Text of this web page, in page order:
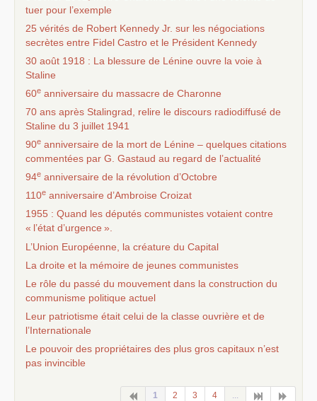
tuer pour l’exemple
25 vérités de Robert Kennedy Jr. sur les négociations
secrètes entre Fidel Castro et le Président Kennedy
30 août 1918 : La blessure de Lénine ouvre la voie à
Staline
60e anniversaire du massacre de Charonne
70 ans après Stalingrad, relire le discours radiodiffusé de
Staline du 3 juillet 1941
90e anniversaire de la mort de Lénine – quelques citations
commentées par G. Gastaud au regard de l’actualité
94e anniversaire de la révolution d’Octobre
110e anniversaire d’Ambroise Croizat
1955 : Quand les députés communistes votaient contre
« l’état d’urgence ».
L’Union Européenne, la créature du Capital
La droite et la mémoire de jeunes communistes
Le rôle du passé du mouvement dans la construction du
communisme politique actuel
Leur patriotisme était celui de la classe ouvrière et de
l’Internationale
Le pouvoir des propriétaires des plus gros capitaux n’est
pas invincible
1 2 3 4 ...